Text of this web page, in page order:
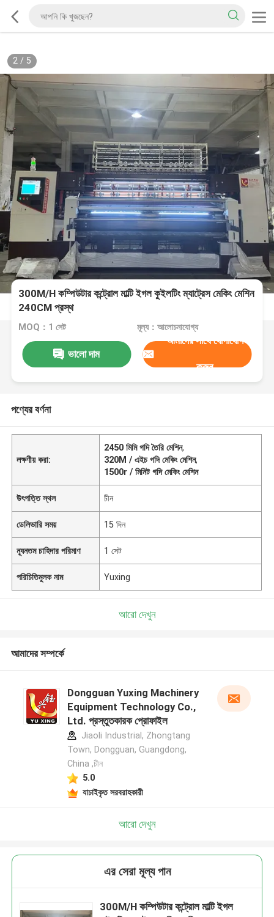
2/ 5
300M/H কম্পিউটার কন্ট্রোল মাল্টি ইগল কুইলটিং ম্যাট্রেস মেকিং মেশিন
240CM প্রস্থ
MOQ：1 সেট মূল্য：আলোচনাযোগ্য
ভালো দাম
আমাদের সাথে যোগাযোগ
করুন
পণ্যের বর্ণনা
লক্ষণীয় করা:
2450 মিমি গদি তৈরি মেশিন,
320M / এইচ গদি মেকিং মেশিন,
1500r / মিনিট গদি মেকিং মেশিন
উৎপত্তি স্থল চীন
ডেলিভারি সময় 15 দিন
ন্যূনতম চাহিদার পরিমাণ 1 সেট
পরিচিতিমুলক নাম Yuxing
আরো দেখুন
আমাদের সম্পর্কে
Dongguan Yuxing Machinery
Equipment Technology Co.,
Ltd. প্রস্তুতকারক প্রোফাইল
Jiaoli Industrial, Zhongtang
Town, Dongguan, Guangdong,
China ,চীন
5.0
যাচাইকৃত সরবরাহকারী
আরো দেখুন
এর সেরা মূল্য পান
300M/H কম্পিউটার কন্ট্রোল মাল্টি ইগল